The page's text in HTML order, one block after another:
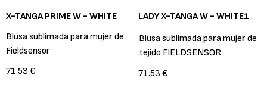
X-TANGA PRIME W - WHITE
Blusa sublimada para mujer de
Fieldsensor
71.53 €
LADY X-TANGA W - WHITE1
Blusa sublimada para mujer de
tejido FIELDSENSOR
71.53 €